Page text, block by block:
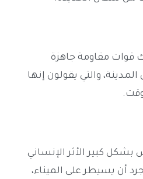
قوات مقاومة جاهزة
والتي يقولون إنها
.
بشكل كبير الأثر الإنساني
أن يسيطر على الميناء،